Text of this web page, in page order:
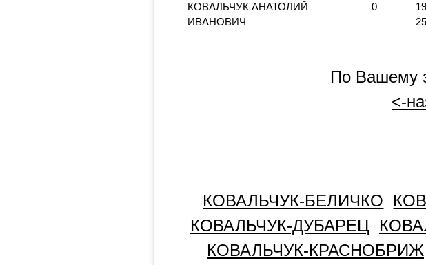
КОВАЛЬЧУК АНАТОЛИЙ
ИВАНОВИЧ
0
25
По Вашему
<-
КОВАЛЬЧУК-БЕЛИЧКО
КОВАЛЬЧУК-ДУБАРЕЦ
КОВАЛЬЧУК-КРАСНОБРИЖ